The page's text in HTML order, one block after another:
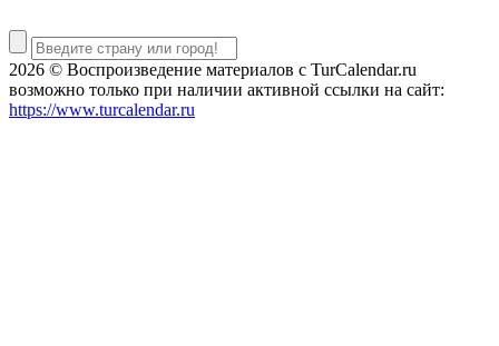
2026 © Воспроизведение материалов c TurCalendar.ru
возможно только при наличии активной ссылки на сайт:
https://www.turcalendar.ru